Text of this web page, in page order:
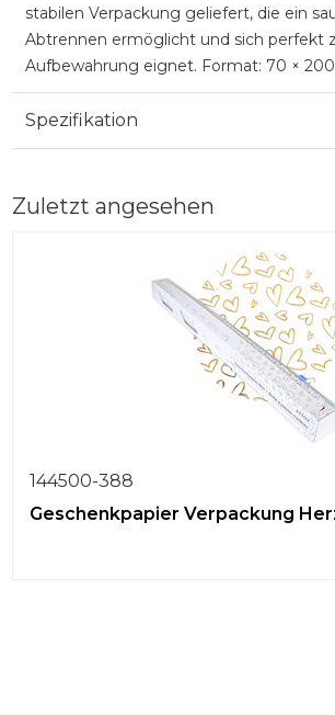
stabilen Verpackung geliefert, die ein
Abtrennen ermöglicht und sich perfekt
Aufbewahrung eignet. Format: 70 ×
Spezifikation
Zuletzt angesehen
144500-388
Geschenkpapier Verpackung